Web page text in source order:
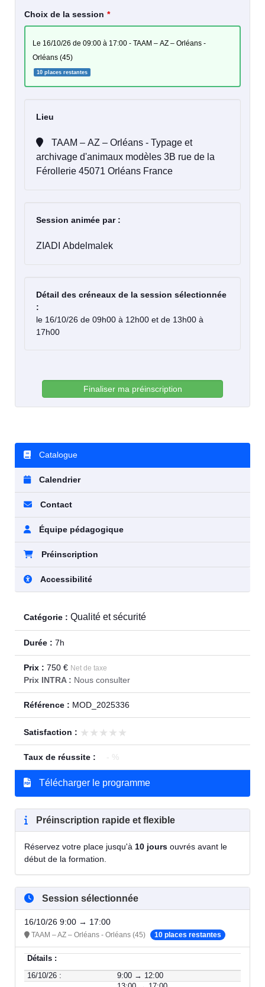
Choix de la session
le 16/10/26 de 09:00 à 17:00 - TAAM – AZ – Orléans -
Orléans (45)
10 places restantes
Lieu
archivage d'animaux modèles 3B rue de la
Férollerie 45071 Orléans France
Session animée par :
ZIADI Abdelmalek
Détail des créneaux de la session sélectionnée
:
le 16/10/26 de 09h00 à 12h00 et de 13h00 à
17h00
Finaliser ma préinscription
Catalogue
Calendrier
Contact
Équipe pédagogique
Préinscription
Accessibilité
Catégorie : Qualité et sécurité
Durée : 7h
Prix : 750 € Net de taxe
Prix INTRA : Nous consulter
Référence : MOD_2025336
Satisfaction : ★★★★★
★★★★★
Taux de réussite : - %
Télécharger le programme
Préinscription rapide et flexible
Réservez votre place jusqu'à 10 jours ouvrés avant le
début de la formation.
Session sélectionnée
16/10/26 9:00 → 17:00
TAAM – AZ – Orléans - Orléans (45) 10 places restantes
Détails :
16/10/26 :
9:00 → 12:00